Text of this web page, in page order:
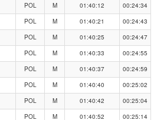
POL M 01:40:12
00:24:34
POL M 01:40:21
00:24:43
POL M 01:40:25
00:24:47
POL M 01:40:33
00:24:55
POL M 01:40:37
00:24:59
POL M 01:40:40
00:25:02
POL M 01:40:42
00:25:04
POL M 01:40:52
00:25:14